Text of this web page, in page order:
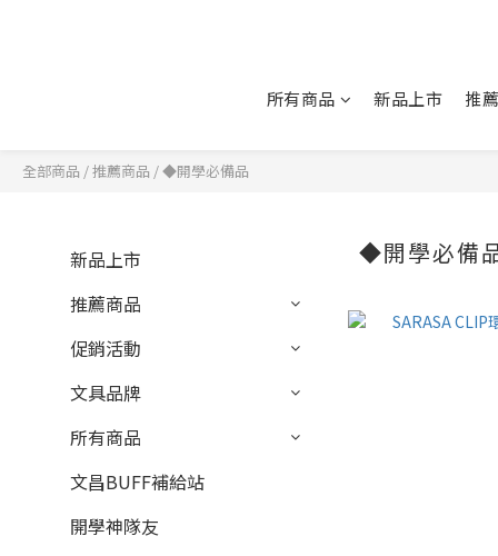
所有商品 新品上市 推
全部商品 /推薦商品 /◆開學必備品
新品上市
推薦商品
促銷活動
文具品牌
所有商品
文昌BUFF補給站
開學神隊友
◆開學必備